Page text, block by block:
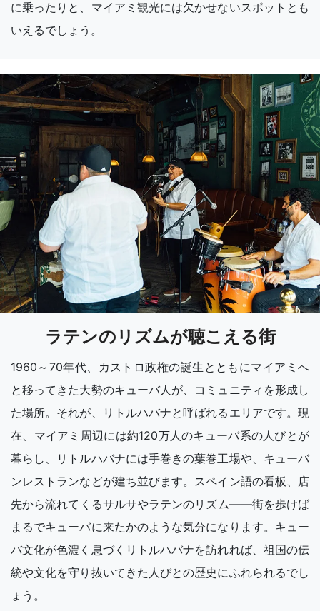
に乗ったりと、マイアミ観光には欠かせないスポットとも
いえるでしょう。
ラテンのリズムが聴こえる街
1960～70年代、カストロ政権の誕生とともにマイアミへ
と移ってきた大勢のキューバ人が、コミュニティを形成し
た場所。それが、リトルハバナと呼ばれるエリアです。現
在、マイアミ周辺には約120万人のキューバ系の人びとが
暮らし、リトルハバナには手巻きの葉巻工場や、キューバ
ンレストランなどが建ち並びます。スペイン語の看板、店
先から流れてくるサルサやラテンのリズム――街を歩けば
まるでキューバに来たかのような気分になります。キュー
バ文化が色濃く息づくリトルハバナを訪れれば、祖国の伝
統や文化を守り抜いてきた人びとの歴史にふれられるでし
ょう。